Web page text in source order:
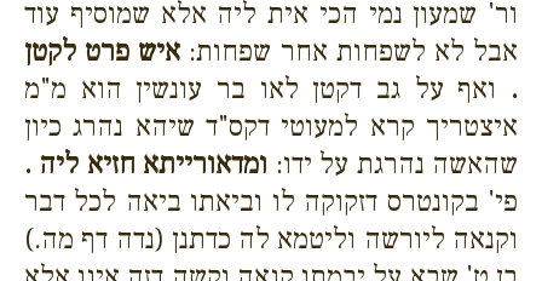
ור' שמעון נמי הכי אית ליה אלא שמוסיף עוד
אבל לא לשפחות אחר שפחות: איש פרט לקטן
. ואף על גב דקטן לאו בר עונשין הוא מ"מ
איצטריך קרא למעוטי דקס"ד שיהא נהרג כיון
שהאשה נהרגת על ידו: ומדאורייתא חזיא ליה .
פי' בקונטרס דזקוקה לו וביאתו ביאה לכל דבר
וקנאה ליורשה וליטמא לה כדתנן (נדה דף מה.)